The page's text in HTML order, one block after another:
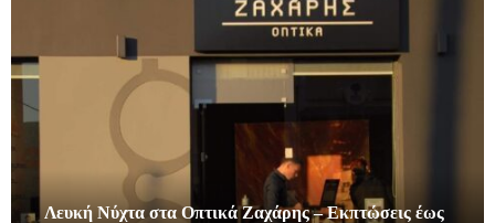
Λευκή Νύχτα στα Οπτικά Ζαχάρης – Εκπτώσεις έως